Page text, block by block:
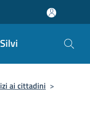
ai cittadini >